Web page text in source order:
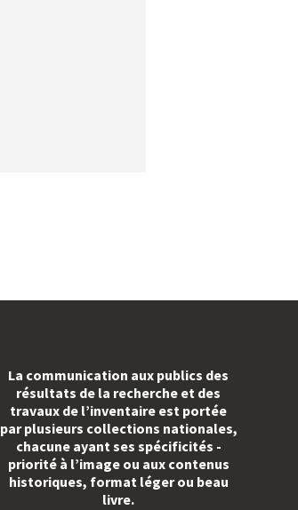
La communication aux publics des
résultats de la recherche et des
travaux de l’inventaire est portée
par plusieurs collections nationales,
chacune ayant ses spécificités -
priorité à l’image ou aux contenus
historiques, format léger ou beau
livre.